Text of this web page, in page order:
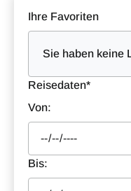
Ihre Favoriten
Sie haben keine
Reisedaten*
Von:
Bis: